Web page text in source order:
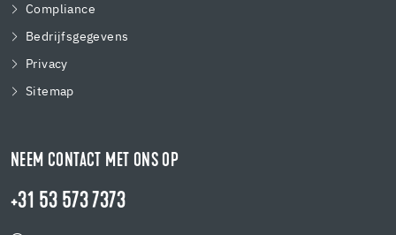
Compliance
Bedrijfsgegevens
Privacy
Sitemap
NEEM CONTACT MET ONS OP
+31 53 573 7373